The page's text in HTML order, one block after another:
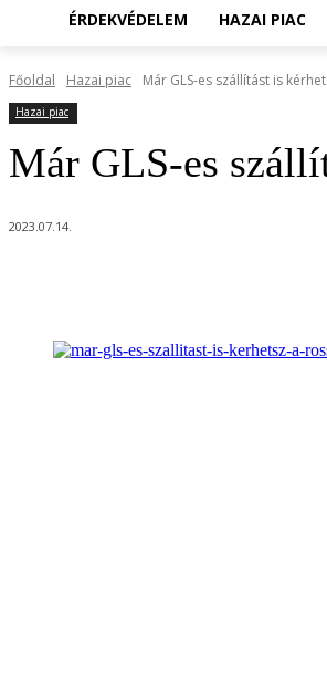
ÉRDEKVÉDELEM HAZAI PIAC
Főoldal Hazai piac Már GLS-es szállítást is
Hazai piac
Már GLS-es
2023.07.14.